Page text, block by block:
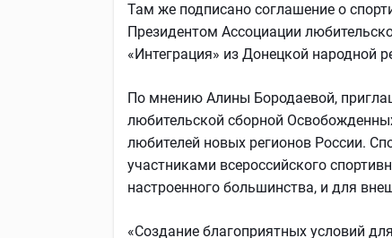
Там же подписано соглашение о
Президентом Ассоциации
«Интеграция» из Донецкой народной
По мнению Алины Бородаевой,
любительской сборной
любителей новых регионов России.
участниками всероссийского
настроенного большинства, и для
«Создание благоприятных условий